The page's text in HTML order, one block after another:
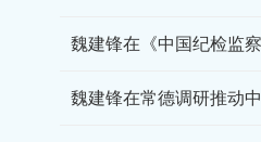
魏建锋在《中国纪检监